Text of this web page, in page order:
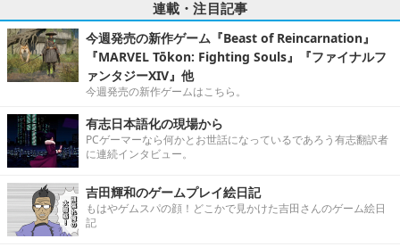
連載・注目記事
今週発売の新作ゲーム『Beast of Reincarnation』
『MARVEL Tōkon: Fighting Souls』『ファイナルフ
ァンタジーXIV』他
今週発売の新作ゲームはこちら。
有志日本語化の現場から
PCゲーマーなら何かとお世話になっているであろう有志翻訳者
に連続インタビュー。
吉田輝和のゲームプレイ絵日記
もはやゲムスパの顔！どこかで見かけた吉田さんのゲーム絵日
記